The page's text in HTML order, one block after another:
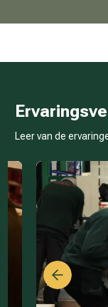
Leer van de
Previous